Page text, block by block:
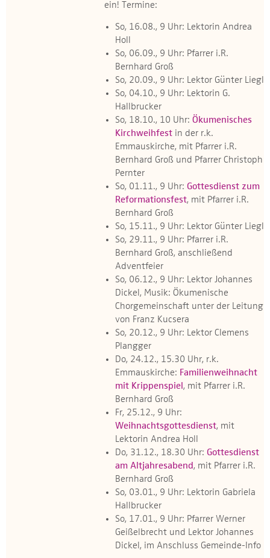
ein! Termine:
So, 16.08., 9 Uhr: Lektorin Andrea
Holl
So, 06.09., 9 Uhr: Pfarrer i.R.
Bernhard Groß
So, 20.09., 9 Uhr: Lektor Günter Liegl
So, 04.10., 9 Uhr: Lektorin G.
Hallbrucker
So, 18.10., 10 Uhr: Ökumenisches
Kirchweihfest in der r.k.
Emmauskirche, mit Pfarrer i.R.
Bernhard Groß und Pfarrer Christoph
Pernter
So, 01.11., 9 Uhr: Gottesdienst zum
Reformationsfest, mit Pfarrer i.R.
Bernhard Groß
So, 15.11., 9 Uhr: Lektor Günter Liegl
So, 29.11., 9 Uhr: Pfarrer i.R.
Bernhard Groß, anschließend
Adventfeier
So, 06.12., 9 Uhr: Lektor Johannes
Dickel, Musik: Ökumenische
Chorgemeinschaft unter der Leitung
von Franz Kucsera
So, 20.12., 9 Uhr: Lektor Clemens
Plangger
Do, 24.12., 15.30 Uhr, r.k.
Emmauskirche: Familienweihnacht
mit Krippenspiel , mit Pfarrer i.R.
Bernhard Groß
Fr, 25.12., 9 Uhr:
Weihnachtsgottesdienst, mit
Lektorin Andrea Holl
Do, 31.12., 18.30 Uhr: Gottesdienst
am Altjahresabend, mit Pfarrer i.R.
Bernhard Groß
So, 03.01., 9 Uhr: Lektorin Gabriela
Hallbrucker
So, 17.01., 9 Uhr: Pfarrer Werner
Geißelbrecht und Lektor Johannes
Dickel, im Anschluss Gemeinde-Info